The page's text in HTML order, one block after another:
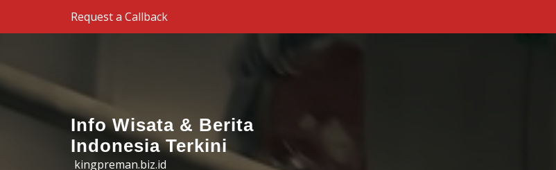
Skip to the contentRequest a Callback
Info Wisata & Berita
Indonesia Terkini
kingpreman.biz.id